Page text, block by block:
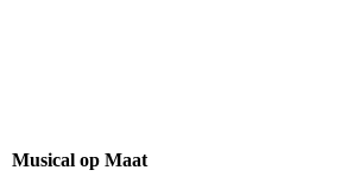
Musical op Maat